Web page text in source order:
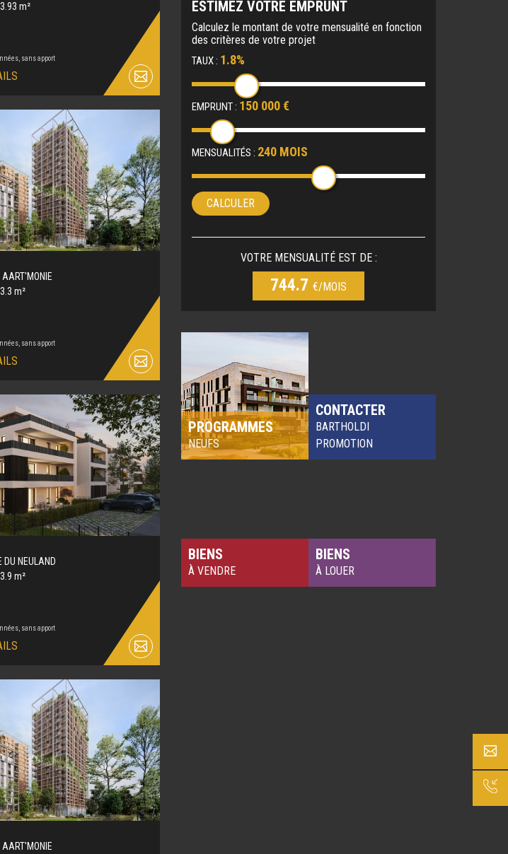
m²
sans apport
AART'MONIE
m²
sans apport
DU NEULAND
m²
sans apport
AART'MONIE
ESTIMEZ VOTRE EMPRUNT
Calculez le montant de votre mensualité en fonction
des critères de votre projet
TAUX : 1.8%
EMPRUNT : 150 000 €
MENSUALITÉS : 240 MOIS
CALCULER
VOTRE MENSUALITÉ EST DE :
744.7 €/MOIS
PROGRAMMES
NEUFS
CONTACTER
BARTHOLDI
PROMOTION
BIENS
À VENDRE
BIENS
À LOUER